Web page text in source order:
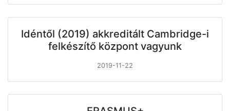
Idéntől (2019) akkreditált Cambridge-i
felkészítő központ vagyunk
2019-11-22